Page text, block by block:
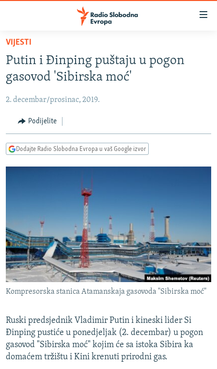
Pređite
glavni
sadržaj
Pređite
na
navigaciju
Pređite
na
BOSNA I HERCEGOVINA
SRBIJA
KOSOVO
CRNA GORA
VIDEO
PODCASTI
RSE PRIČE IZ SVIJETA
ISPRIČAJ MI
DNEVNO@RSE
SPECIJALI RSE
VIŠE OD NASLOVA
GENOCID U SREBRENICI
POPLAVE I KLIZIŠTA U BIH 2024.
TV LIBERTY
POST SCRIPTUM
PRATITE NAS
Sve RFE/RL stranice
VIJESTI
Putin i Đinping puštaju u pogon
gasovod 'Sibirska moć'
2. decembar/prosinac, 2019.
Podijelite
Dodajte Radio Slobodna Evropa u vaš Google izvor
Kompresorska stanica Atamanskaja gasovoda "Sibirska moć"
Ruski predsjednik Vladimir Putin i kineski lider Si
Đinping pustiće u ponedjeljak (2. decembar) u pogon
gasovod "Sibirska moć" kojim će sa istoka Sibira ka
domaćem tržištu i Kini krenuti prirodni gas.